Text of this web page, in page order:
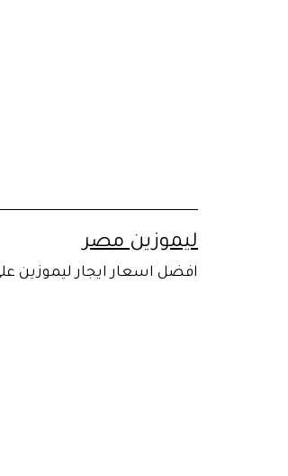
ليموزين مصر
افضل اسعار ايجار ليموزين